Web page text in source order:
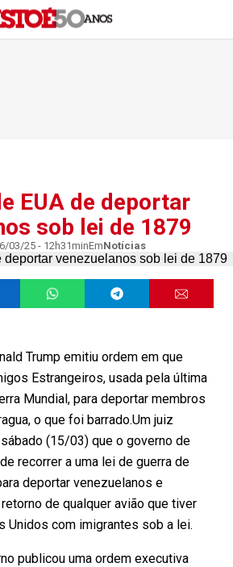
EUA de deportar
sob lei de 1879
03/25 - 12h31minEmNotícias
Trump emitiu ordem em que
Estrangeiros, usada pela última
Mundial, para deportar membros
o que foi barrado.Um juiz
(15/03) que o governo de
recorrer a uma lei de guerra de
deportar venezuelanos e
de qualquer avião que tiver
Unidos com imigrantes sob a lei.
publicou uma ordem executiva